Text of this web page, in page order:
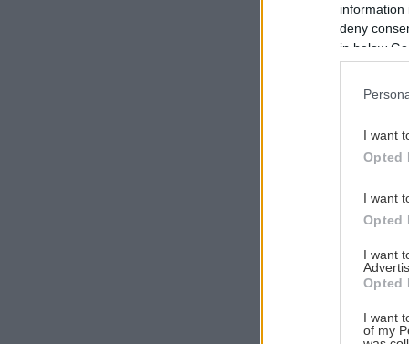
information
deny
in below
I want
Opted
I want
Opted
I want
Opted
I want
of my